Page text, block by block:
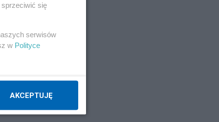
się
serwisów
w Polityce
AKCEPTUJĘ